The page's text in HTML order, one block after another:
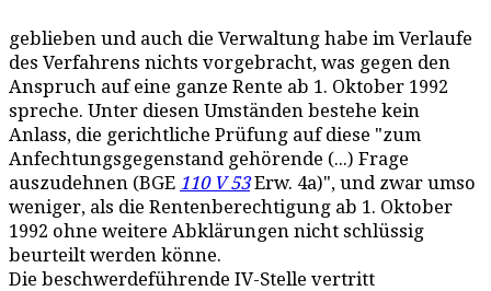
geblieben und auch die Verwaltung habe im Verlaufe
des Verfahrens nichts vorgebracht, was gegen den
Anspruch auf eine ganze Rente ab 1. Oktober 1992
spreche. Unter diesen Umständen bestehe kein
Anlass, die gerichtliche Prüfung auf diese "zum
Anfechtungsgegenstand gehörende (...) Frage
auszudehnen (BGE 110 V 53Erw. 4a)", und zwar umso
weniger, als die Rentenberechtigung ab 1. Oktober
1992 ohne weitere Abklärungen nicht schlüssig
beurteilt werden könne.
Die beschwerdeführende IV-Stelle vertritt